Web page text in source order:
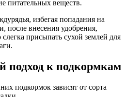
питательных веществ.
избегая попадания на
после внесения удобрения,
присыпать сухой землей для
подход к подкормкам
подкормок зависят от сорта